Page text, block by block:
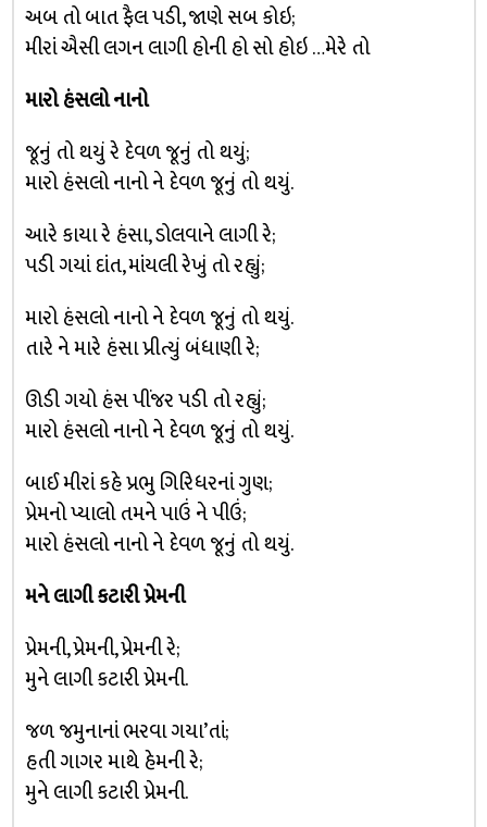
અબ તો બાત ફૈલ પડી, જાણે સબ કોઇ;
મીરાં ઐસી લગન લાગી હોની હો સો હોઇ …મેરે તો
મારો હંસલો નાનો
જૂનું તો થયું રે દેવળ જૂનું તો થયું;
મારો હંસલો નાનો ને દેવળ જૂનું તો થયું.
આરે કાયા રે હંસા, ડોલવાને લાગી રે;
પડી ગયાં દાંત, માંયલી રેખું તો રહ્યું;
મારો હંસલો નાનો ને દેવળ જૂનું તો થયું.
તારે ને મારે હંસા પ્રીત્યું બંધાણી રે;
ઊડી ગયો હંસ પીંજર પડી તો રહ્યું;
મારો હંસલો નાનો ને દેવળ જૂનું તો થયું.
બાઈ મીરાં કહે પ્રભુ ગિરિધરનાં ગુણ;
પ્રેમનો પ્યાલો તમને પાઉં ને પીઉં;
મારો હંસલો નાનો ને દેવળ જૂનું તો થયું.
મને લાગી કટારી પ્રેમની
પ્રેમની, પ્રેમની, પ્રેમની રે;
મુને લાગી કટારી પ્રેમની.
જળ જમુનાનાં ભરવા ગયા’તાં;
હતી ગાગર માથે હેમની રે;
મુને લાગી કટારી પ્રેમની.